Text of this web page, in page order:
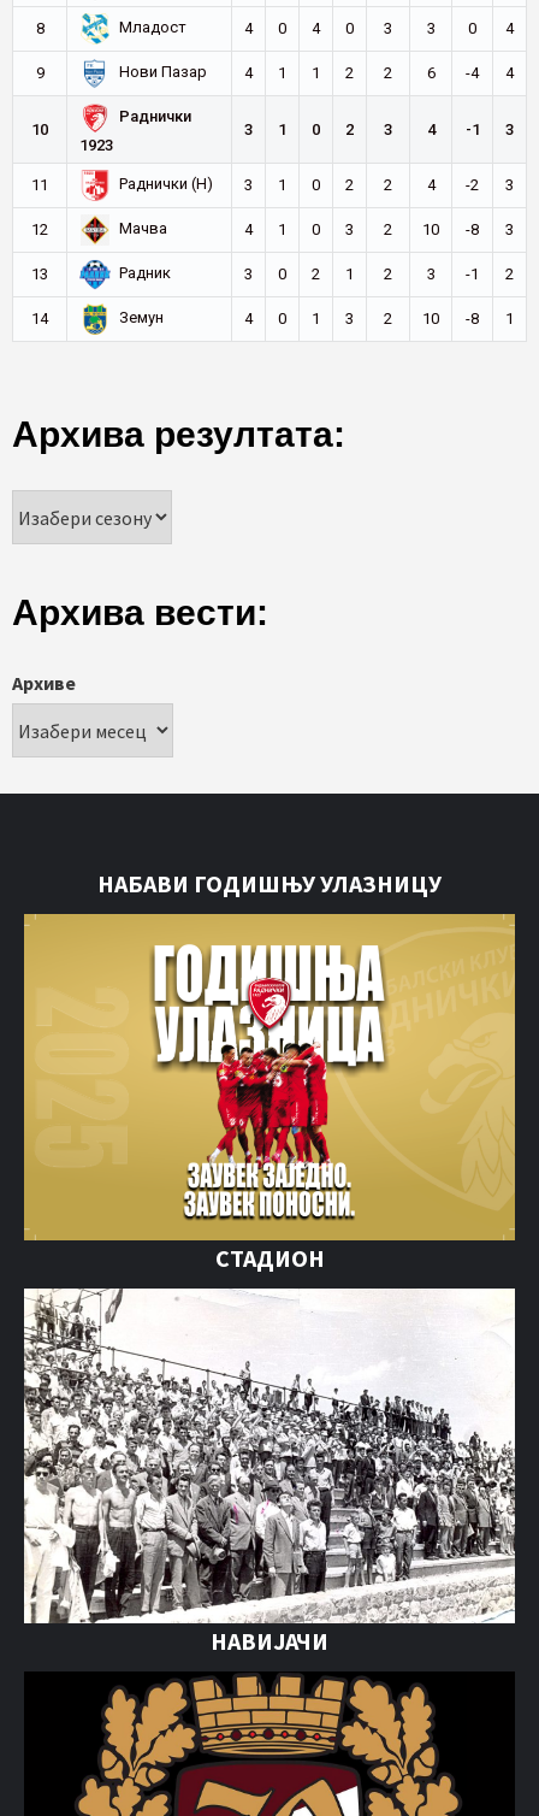
8 Младост 4 0 4 0 3 3 0 4
9 Нови Пазар 4 1 1 2 2 6 -4 4
10
Раднички
1923
3 1 0 2 3 4 -1 3
11 Раднички (Н) 3 1 0 2 2 4 -2 3
12 Мачва 4 1 0 3 2 10 -8 3
13 Радник 3 0 2 1 2 3 -1 2
14 Земун 4 0 1 3 2 10 -8 1
Архива резултата:
Архива вести:
Архиве
НАБАВИ ГОДИШЊУ УЛАЗНИЦУ
СТАДИОН
НАВИЈАЧИ